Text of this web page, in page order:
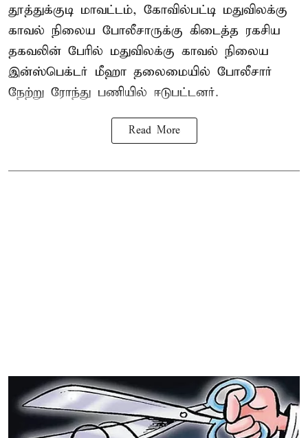
தூத்துக்குடி மாவட்டம், கோவில்பட்டி மதுவிலக்கு
காவல் நிலைய போலீசாருக்கு கிடைத்த ரகசிய
தகவலின் பேரில் மதுவிலக்கு காவல் நிலைய
இன்ஸ்பெக்டர் மீஹா தலைமையில் போலீசார்
நேற்று ரோந்து பணியில் ஈடுபட்டனர்.
Read More